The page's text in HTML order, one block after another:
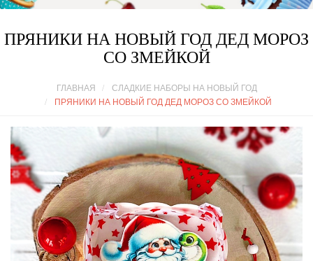
ПРЯНИКИ НА НОВЫЙ ГОД ДЕД МОРОЗ
СО ЗМЕЙКОЙ
ГЛАВНАЯ
СЛАДКИЕ НАБОРЫ НА НОВЫЙ ГОД
ПРЯНИКИ НА НОВЫЙ ГОД ДЕД МОРОЗ СО ЗМЕЙКОЙ